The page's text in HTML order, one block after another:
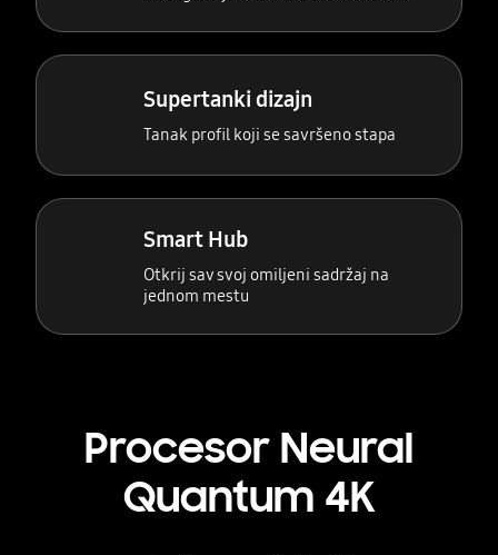
Supertanki dizajn
Tanak profil koji se savršeno stapa
Smart Hub
Otkrij sav svoj omiljeni sadržaj na
jednom mestu
Procesor Neural
Quantum 4K